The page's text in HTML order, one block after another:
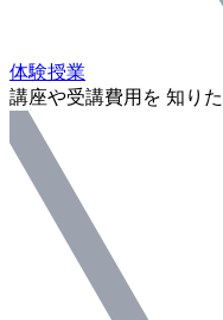
体験授業
講座や受講費用を 知り